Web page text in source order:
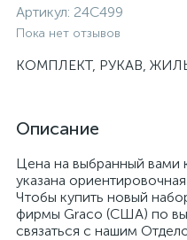
Артикул: 24C499
Пока нет отзывов
КОМПЛЕКТ, РУКАВ,
Описание
Цена на выбранный вами
указана
Чтобы купить новый
фирмы Graco (США) по
связаться с нашим